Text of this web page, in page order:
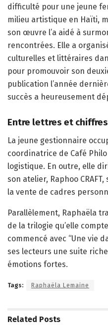
difficulté pour une jeune
milieu artistique en Haïti,
son œuvre l’a aidé à
rencontrées. Elle a
culturelles et littéraires
pour promouvoir son
publication l’année
succès a heureusement
Entre lettres et chiffres
La jeune gestionnaire
coordinatrice de Café
logistique. En outre, elle
son atelier, Raphoo
la vente de cadres
Parallèlement, Raphaëla
de la trilogie qu’elle
commencé avec “Une vie
ses lecteurs une suite
émotions fortes.
Tags: Raphaëla Lemaine
Related Posts